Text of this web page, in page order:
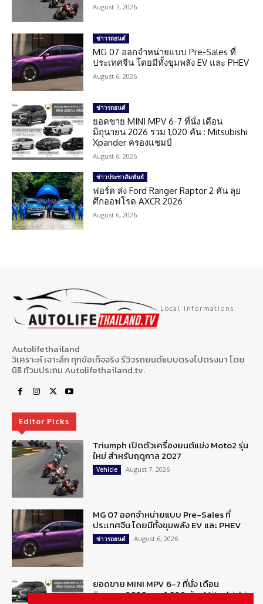
August 7, 2026
ข่าวรถยนต์
MG 07 ออกจำหน่ายแบบ Pre-Sales ที่
ประเทศจีน โดยมีทั้งขุมพลัง EV และ PHEV
August 6, 2026
ข่าวรถยนต์
ยอดขาย MINI MPV 6-7 ที่นั่ง เดือน
มิถุนายน 2026 รวม 1,020 คัน : Mitsubishi
Xpander ครองแชมป์
August 6, 2026
ข่าวประชาสัมพันธ์
ฟอร์ด ส่ง Ford Ranger Raptor 2 คัน ลุย
ศึกออฟโรด AXCR 2026
August 6, 2026
Local Informations
Autolifethailand
วิเคราะห์ เจาะลึก ทุกข้อเท็จจริง รีวิวรถยนต์แบบตรงไปตรงมา โดย
นิธิ ท้วมประถม Autolifethailand.tv.
Editor Picks
Triumph เปิดตัวเครื่องยนต์แข่ง Moto2 รุ่น
ใหม่ สำหรับฤดูกาล 2027
Vehicle August 7, 2026
MG 07 ออกจำหน่ายแบบ Pre-Sales ที่
ประเทศจีน โดยมีทั้งขุมพลัง EV และ PHEV
ข่าวรถยนต์ August 6, 2026
ยอดขาย MINI MPV 6-7 ที่นั่ง เดือน
มิถุนายน 2026 รวม 1,020 คัน : Mitsubishi